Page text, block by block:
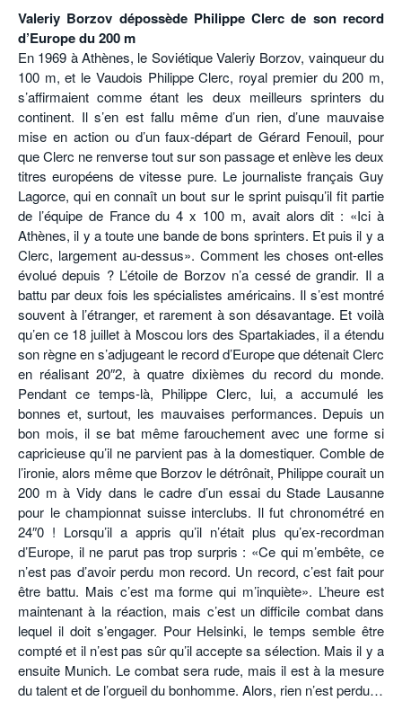
Valeriy Borzov dépossède Philippe Clerc de son record
d’Europe du 200 m
En 1969 à Athènes, le Soviétique Valeriy Borzov, vainqueur du
100 m, et le Vaudois Philippe Clerc, royal premier du 200 m,
s’affirmaient comme étant les deux meilleurs sprinters du
continent. Il s’en est fallu même d’un rien, d’une mauvaise
mise en action ou d’un faux-départ de Gérard Fenouil, pour
que Clerc ne renverse tout sur son passage et enlève les deux
titres européens de vitesse pure. Le journaliste français Guy
Lagorce, qui en connaît un bout sur le sprint puisqu’il fit partie
de l’équipe de France du 4 x 100 m, avait alors dit : «Ici à
Athènes, il y a toute une bande de bons sprinters. Et puis il y a
Clerc, largement au-dessus». Comment les choses ont-elles
évolué depuis ? L’étoile de Borzov n’a cessé de grandir. Il a
battu par deux fois les spécialistes américains. Il s’est montré
souvent à l’étranger, et rarement à son désavantage. Et voilà
qu’en ce 18 juillet à Moscou lors des Spartakiades, il a étendu
son règne en s’adjugeant le record d’Europe que détenait Clerc
en réalisant 20″2, à quatre dixièmes du record du monde.
Pendant ce temps-là, Philippe Clerc, lui, a accumulé les
bonnes et, surtout, les mauvaises performances. Depuis un
bon mois, il se bat même farouchement avec une forme si
capricieuse qu’il ne parvient pas à la domestiquer. Comble de
l’ironie, alors même que Borzov le détrônait, Philippe courait un
200 m à Vidy dans le cadre d’un essai du Stade Lausanne
pour le championnat suisse interclubs. Il fut chronométré en
24″0 ! Lorsqu’il a appris qu’il n’était plus qu’ex-recordman
d’Europe, il ne parut pas trop surpris : «Ce qui m’embête, ce
n’est pas d’avoir perdu mon record. Un record, c’est fait pour
être battu. Mais c’est ma forme qui m’inquiète». L’heure est
maintenant à la réaction, mais c’est un difficile combat dans
lequel il doit s’engager. Pour Helsinki, le temps semble être
compté et il n’est pas sûr qu’il accepte sa sélection. Mais il y a
ensuite Munich. Le combat sera rude, mais il est à la mesure
du talent et de l’orgueil du bonhomme. Alors, rien n’est perdu…